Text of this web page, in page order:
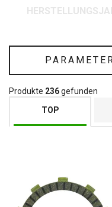
Produkte 236gefunden
TOP